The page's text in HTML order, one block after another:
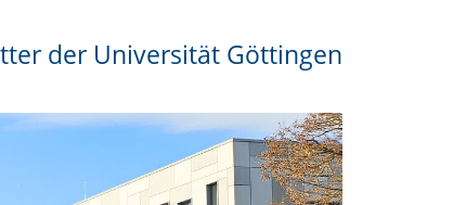
der Universität Göttingen